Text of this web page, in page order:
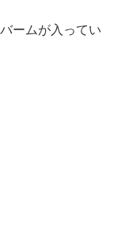
ームが入ってい